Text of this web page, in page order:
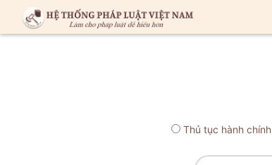
Thủ tục hành chính